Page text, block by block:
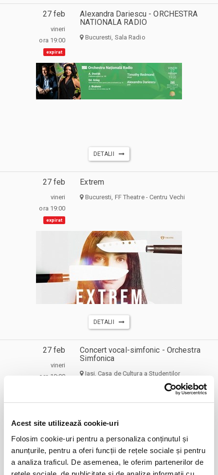
Acest site utilizează cookie-uri
Folosim cookie-uri pentru a personaliza conținutul și
anunțurile, pentru a oferi funcții de rețele sociale și pentru
a analiza traficul. De asemenea, le oferim partenerilor de
27 feb
vineri
ora 19:00
expirat
Alexandra Dariescu - ORCHESTRA
NATIONALA RADIO
Bucuresti, Sala Radio
DETALII
27 feb
vineri
ora 19:00
expirat
Extrem
Bucuresti, FF Theatre - Centru Vechi
DETALII
27 feb
vineri
ora 19:00
Concert vocal-simfonic - Orchestra
Simfonica
Iasi, Casa de Cultura a Studentilor